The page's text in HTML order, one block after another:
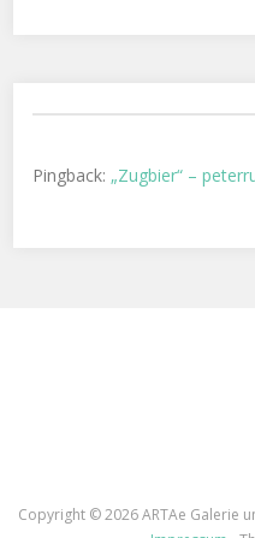
Pingback: „Zugbier“ –
Copyright ©2026 ARTAe Galerie